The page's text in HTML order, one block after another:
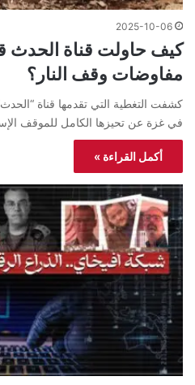
2025-10-06
كيف حاولت قناة الحدث
مفاوضات وقف النار؟
كشفت التغطية التي تقدمها قناة
في غزة عن تحيزها الكامل للموقف
أكمل القراءة »